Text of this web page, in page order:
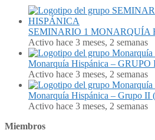
SEMINARIO 1 MONARQUÍA
Activo hace 3 meses, 2 semanas
Monarquía Hispánica – GRUPO
Activo hace 3 meses, 2 semanas
Monarquía Hispánica – Grupo II
Activo hace 3 meses, 2 semanas
Miembros